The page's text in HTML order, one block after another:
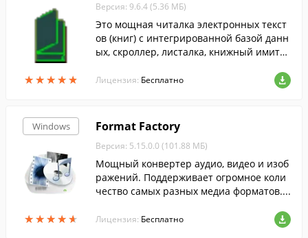
★★★★★
★★★★★
Версия: 9.6.4 (5.36 МБ)
Это мощная читалка электронных текст
ов (книг) с интегрированной базой данн
ых, скроллер, листалка, книжный имитат
здавать MP3, видео книги и слайдшоу....
Лицензия: Бесплатно
Windows
★★★★★
★★★★★
Format Factory
Версия: 5.15.0.0 (101.88 МБ)
Мощный конвертер аудио, видео и изоб
ражений. Поддерживает огромное коли
чество самых разных медиа форматов....
Лицензия: Бесплатно